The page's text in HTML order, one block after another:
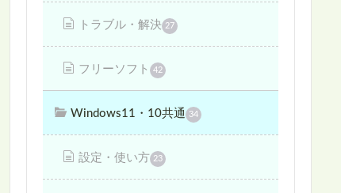
トラブル・解決 27
フリーソフト 42
Windows11・10共通 34
設定・使い方 23